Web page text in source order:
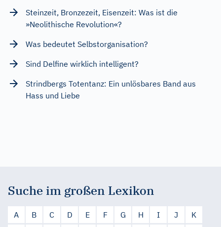
Steinzeit, Bronzezeit, Eisenzeit: Was ist die
»Neolithische Revolution«?
Was bedeutet Selbstorganisation?
Sind Delfine wirklich intelligent?
Strindbergs Totentanz: Ein unlösbares Band aus
Hass und Liebe
Suche im großen Lexikon
A B C D E F G H I J
K